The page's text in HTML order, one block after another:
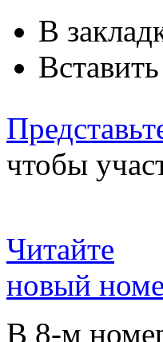
В
чтобы
Читайте
новый
В 8-м